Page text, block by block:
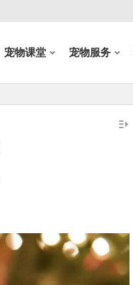
宠物课堂 宠物服务